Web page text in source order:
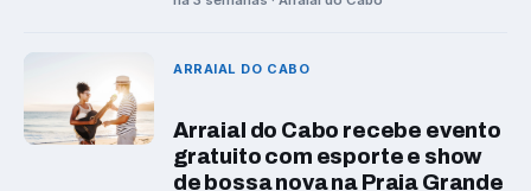
ARRAIAL DO CABO
Arraial do Cabo recebe evento
gratuito com esporte e show
de bossa nova na Praia Grande